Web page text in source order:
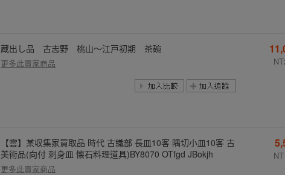
蔵出し品 古志野 桃山～江戸初期 茶碗
更多此賣家商品
【雲】某収集家買取品 時代 古織部 長皿10客 隅切小皿10客 古
美術品(向付 刺身皿 懐石料理道具)BY8070 OTfgd JBokjh
更多此賣家商品